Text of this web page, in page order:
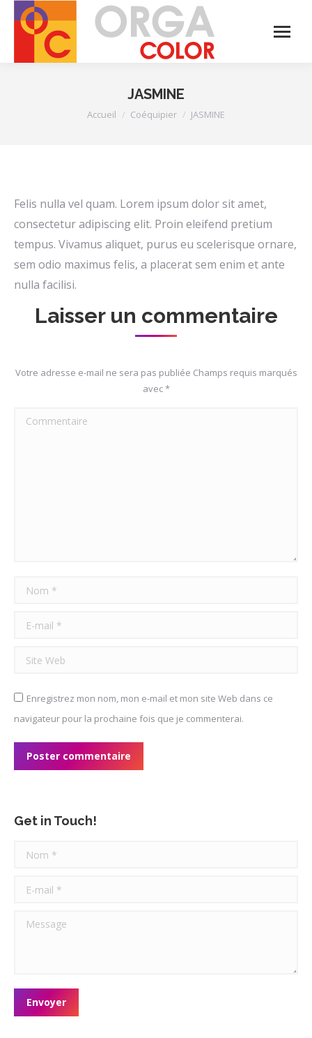
JASMINE
Vous êtes ici :
Accueil Coéquipier JASMINE
Felis nulla vel quam. Lorem ipsum dolor sit amet,
consectetur adipiscing elit. Proin eleifend pretium
tempus. Vivamus aliquet, purus eu scelerisque ornare,
sem odio maximus felis, a placerat sem enim et ante
nulla facilisi.
Laisser un commentaire
Votre adresse e-mail ne sera pas publiée Champs requis marqués
avec*
Commentaire
Nom *
E-mail *
Site Web
Enregistrez mon nom, mon e-mail et mon site Web dans ce
navigateur pour la prochaine fois que je commenterai.
Poster commentaire
Get in Touch!
Nom *
E-mail *
Message
Envoyer